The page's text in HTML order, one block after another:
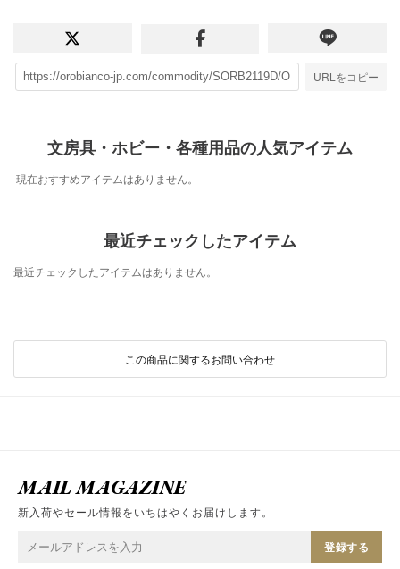
URLをコピー
文房具・ホビー・各種用品の人気アイテム
現在おすすめアイテムはありません。
最近チェックしたアイテム
最近チェックしたアイテムはありません。
この商品に関するお問い合わせ
MAIL MAGAZINE
新入荷やセール情報をいちはやくお届けします。
登録する